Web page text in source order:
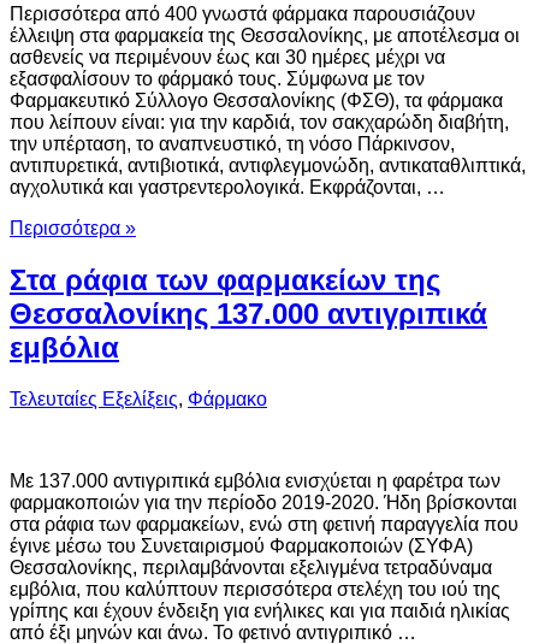
Περισσότερα από 400 γνωστά φάρμακα παρουσιάζουν
έλλειψη στα φαρμακεία της Θεσσαλονίκης, με αποτέλεσμα οι
ασθενείς να περιμένουν έως και 30 ημέρες μέχρι να
εξασφαλίσουν το φάρμακό τους. Σύμφωνα με τον
Φαρμακευτικό Σύλλογο Θεσσαλονίκης (ΦΣΘ), τα φάρμακα
που λείπουν είναι: για την καρδιά, τον σακχαρώδη διαβήτη,
την υπέρταση, το αναπνευστικό, τη νόσο Πάρκινσον,
αντιπυρετικά, αντιβιοτικά, αντιφλεγμονώδη, αντικαταθλιπτικά,
αγχολυτικά και γαστρεντερολογικά. Εκφράζονται, …
Περισσότερα »
Στα ράφια των φαρμακείων της
Θεσσαλονίκης 137.000 αντιγριπικά
εμβόλια
Τελευταίες Εξελίξεις, Φάρμακο
Με 137.000 αντιγριπικά εμβόλια ενισχύεται η φαρέτρα των
φαρμακοποιών για την περίοδο 2019-2020. Ήδη βρίσκονται
στα ράφια των φαρμακείων, ενώ στη φετινή παραγγελία που
έγινε μέσω του Συνεταιρισμού Φαρμακοποιών (ΣΥΦΑ)
Θεσσαλονίκης, περιλαμβάνονται εξελιγμένα τετραδύναμα
εμβόλια, που καλύπτουν περισσότερα στελέχη του ιού της
γρίπης και έχουν ένδειξη για ενήλικες και για παιδιά ηλικίας
από έξι μηνών και άνω. Το φετινό αντιγριπικό …